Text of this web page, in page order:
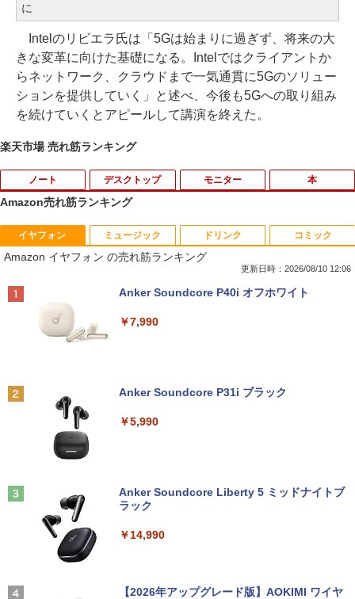
に
Intelのリビエラ氏は「5Gは始まりに過ぎず、将来の大
きな変革に向けた基礎になる。Intelではクライアントか
らネットワーク、クラウドまで一気通貫に5Gのソリュー
ションを提供していく」と述べ、今後も5Gへの取り組み
を続けていくとアピールして講演を終えた。
楽天市場 売れ筋ランキング
ノート
1
【中古】 Panasonic レッツノートCF-S
V8 軽量薄型 / Windows11搭載 / 第8世代
Core i5-8365U / メモリ16GB / SSD512
Webカメラ / WiFi&Bluetooth / Office 2
超美品2019年モデルノートパソコンEPS
8565U Windows11Pro 日本語キーボー
￥35,800
ー:8GB SSD:1TB最大 15.6インチ 15.6型
デスクトップ
1
中古パソコン | NEC | Mate MKL36L-3 |
Windows11 | デスクトップ | 一年保証 |
第8世代 | Core i3 8100 3.6GHz | MEM:8
N:なし | Win11Pro64bit
￥10,000
2
中古パソコン | NEC | Mate MKM28L-3 |
Windows11 | デスクトップ | 一年保証 |
Hz | MEM:8GB | SSD:256GB | DVDマル
XP【Windows XP Pro 32bit搭載】富士
コン】【中古デスクトップパソコン】
モニター
1
液晶ディスプレイ 23インチ ディスプレ
イ フィリップス 液晶モニター パソコン
モニター ゲーミングモニター PCモニタ
ク スピーカー：なし 24E2N2100/11
￥11,480
2
Yoothi 互換品 液晶 15.6インチ B156HA
N08.4 AUOAF90 対応 144Hz 40ピン 192
スプレイ 修理交換用液晶パネル
【期間限定5%OFFクーポン 8/12 10時ま
インチ 24インチ 180Hz 180hz FHD フリ
ゼン
本
1 新版 正しい家計管理 [ 林總 ]
￥1,349
￥594
されかけたがギフト『無限ガチャ』でレ
Amazon売れ筋ランキング
イヤフォン
Amazon イヤフォン の売れ筋ランキング
更新日時：2026/08/10 12:06
Anker Soundcore P40i オフホワイト
￥7,990
Anker Soundcore P31i ブラック
￥5,990
Anker Soundcore Liberty 5 ミッドナイトブ
ラック
￥14,990
【2026年アップグレード版】AOKIMI ワイヤ
ミュージック ドリンク コミック